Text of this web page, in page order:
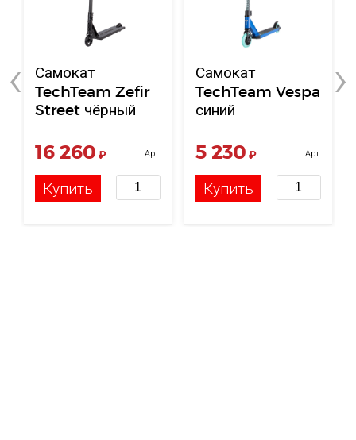
Самокат
TechTeam Zefir
Street чёрный
16 260 ₽
Арт.
Купить
Самокат
TechTeam Vespa
синий
5 230 ₽
Арт.
Купить
‹ ›